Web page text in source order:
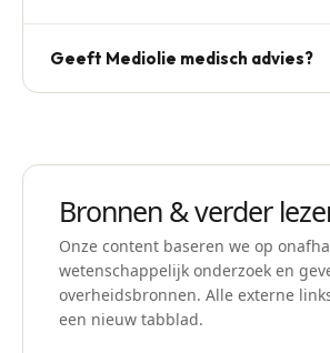
spray bevat THC en valt onder de
Geeft Mediolie medisch advies?
Bronnen & verder
Onze content baseren we op
wetenschappelijk onderzoek en
overheidsbronnen. Alle externe
een nieuw tabblad.